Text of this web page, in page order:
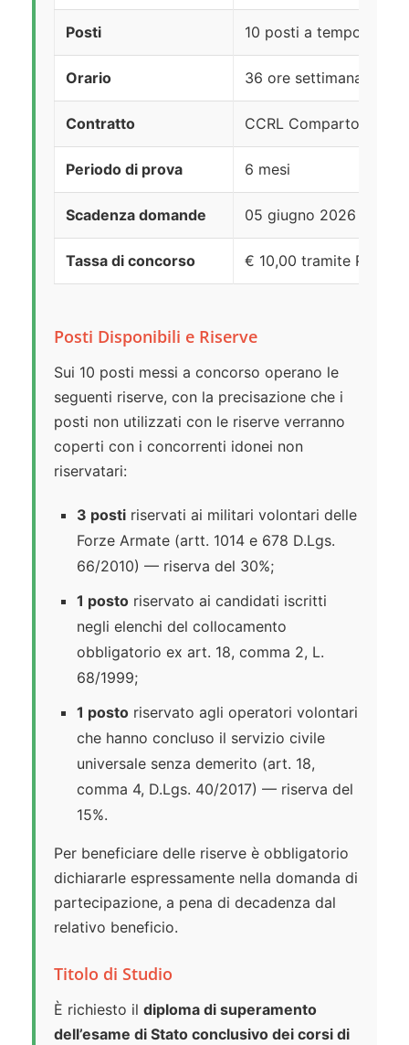
Posti 10 posti a tempo
Orario 36 ore settimanali
Contratto CCRL Comparto
Periodo di prova 6 mesi
Scadenza domande 05 giugno 2026 ore
Tassa di concorso € 10,00 tramite PagoPA
Posti Disponibili e Riserve
Sui 10 posti messi a concorso operano le
seguenti riserve, con la precisazione che i
posti non utilizzati con le riserve verranno
coperti con i concorrenti idonei non
riservatari:
3 posti riservati ai militari volontari delle
Forze Armate (artt. 1014 e 678 D.Lgs.
66/2010) — riserva del 30%;
1 posto riservato ai candidati iscritti
negli elenchi del collocamento
obbligatorio ex art. 18, comma 2, L.
68/1999;
1 posto riservato agli operatori volontari
che hanno concluso il servizio civile
universale senza demerito (art. 18,
comma 4, D.Lgs. 40/2017) — riserva del
15%.
Per beneficiare delle riserve è obbligatorio
dichiararle espressamente nella domanda di
partecipazione, a pena di decadenza dal
relativo beneficio.
Titolo di Studio
È richiesto il diploma di superamento
dell’esame di Stato conclusivo dei corsi di